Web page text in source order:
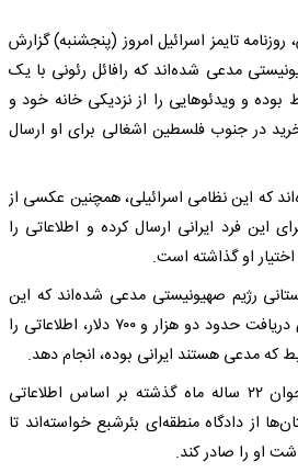
تایمز اسرائیل امروز (پنجشنبه) گزارش
مدعی شده‌اند که رافائل رئونی با یک
بوده و ویدئوهایی را از نزدیکی خانه خود و
در جنوب فلسطین اشغالی برای او ارسال
که این نظامی اسرائیلی، همچنین عکسی از
این فرد ایرانی ارسال کرده و اطلاعاتی را
او گذاشته است.
رژیم صهیونیستی مدعی شده‌اند که این
نظامی سابق اسرائیلی در ازای دریافت حدود دو هزار و ۷۰۰ دلار، اطلاعاتی را
که مدعی هستند ایرانی بوده، انجام دهد.
بر اساس این گزارش، این جوان ۲۲ ساله ماه گذشته بر اساس اطلاعاتی
از دادگاه منطقه‌ای بئرشبع خواسته‌اند تا
او را صادر کند.